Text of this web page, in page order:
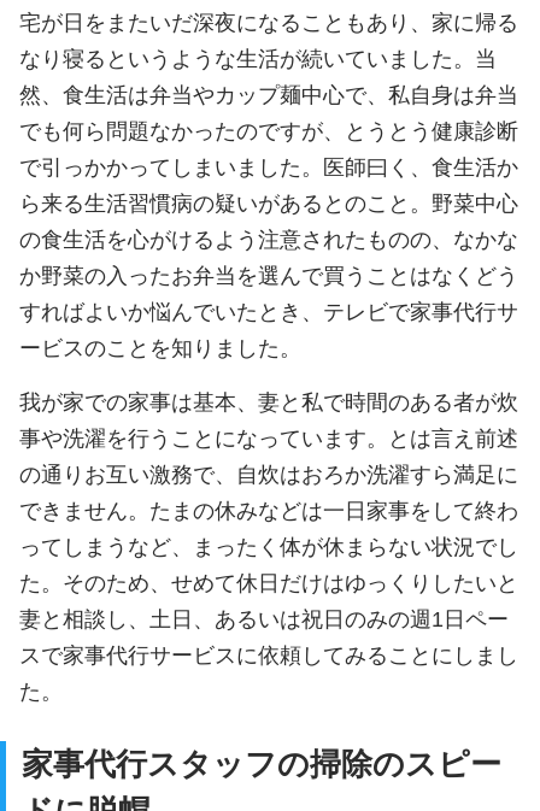
宅が日をまたいだ深夜になることもあり、家に帰る
なり寝るというような生活が続いていました。当
然、食生活は弁当やカップ麺中心で、私自身は弁当
でも何ら問題なかったのですが、とうとう健康診断
で引っかかってしまいました。医師曰く、食生活か
ら来る生活習慣病の疑いがあるとのこと。野菜中心
の食生活を心がけるよう注意されたものの、なかな
か野菜の入ったお弁当を選んで買うことはなくどう
すればよいか悩んでいたとき、テレビで家事代行サ
ービスのことを知りました。
我が家での家事は基本、妻と私で時間のある者が炊
事や洗濯を行うことになっています。とは言え前述
の通りお互い激務で、自炊はおろか洗濯すら満足に
できません。たまの休みなどは一日家事をして終わ
ってしまうなど、まったく体が休まらない状況でし
た。そのため、せめて休日だけはゆっくりしたいと
妻と相談し、土日、あるいは祝日のみの週1日ペー
スで家事代行サービスに依頼してみることにしまし
た。
家事代行スタッフの掃除のスピー